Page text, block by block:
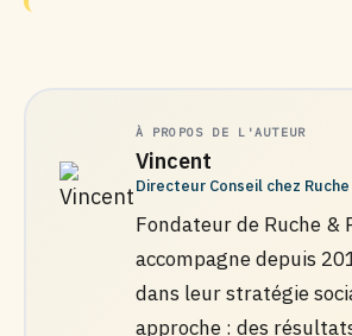
À PROPOS DE L'AUTEUR
Vincent
Directeur Conseil chez
Fondateur de Ruche &
accompagne depuis
dans leur stratégie
approche : des